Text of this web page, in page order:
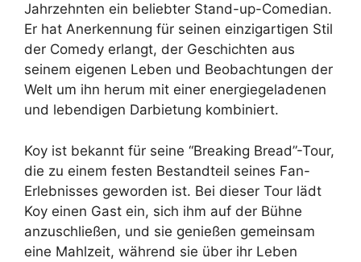
Jahrzehnten ein beliebter Stand-up-Comedian.
Er hat Anerkennung für seinen einzigartigen Stil
der Comedy erlangt, der Geschichten aus
seinem eigenen Leben und Beobachtungen der
Welt um ihn herum mit einer energiegeladenen
und lebendigen Darbietung kombiniert.
Koy ist bekannt für seine “Breaking Bread”-Tour,
die zu einem festen Bestandteil seines Fan-
Erlebnisses geworden ist. Bei dieser Tour lädt
Koy einen Gast ein, sich ihm auf der Bühne
anzuschließen, und sie genießen gemeinsam
eine Mahlzeit, während sie über ihr Leben